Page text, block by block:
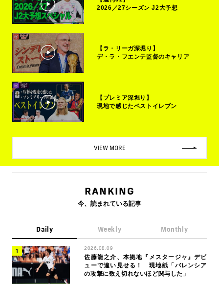
2026／27シーズン J2大予想
【ラ・リーガ深堀り】
デ・ラ・フエンテ監督のキャリア
【プレミア深堀り】
現地で感じたベストイレブン
VIEW MORE
RANKING
今、読まれている記事
Daily Weekly Monthly
2026.08.09
佐藤龍之介、本拠地『メスタージャ』デビ
ューで違い見せる！ 現地紙「バレンシア
の攻撃に数え切れないほど関与した」